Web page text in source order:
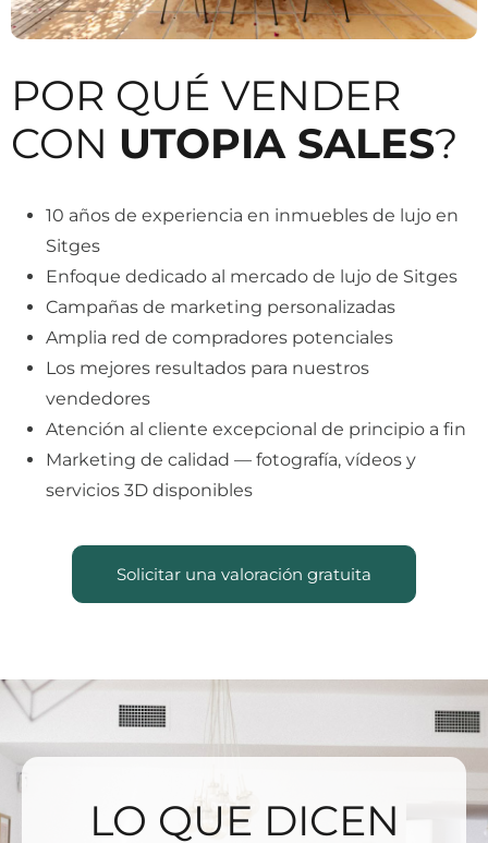
POR QUÉ VENDER
CON UTOPIA SALES?
10 años de experiencia en inmuebles de lujo en
Sitges
Enfoque dedicado al mercado de lujo de Sitges
Campañas de marketing personalizadas
Amplia red de compradores potenciales
Los mejores resultados para nuestros
vendedores
Atención al cliente excepcional de principio a fin
Marketing de calidad — fotografía, vídeos y
servicios 3D disponibles
Solicitar una valoración gratuita
LO QUE DICEN